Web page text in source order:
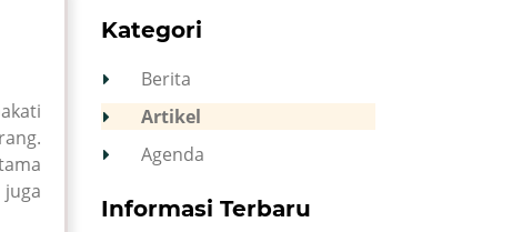
Kategori
Berita
Artikel
Agenda
Informasi Terbaru